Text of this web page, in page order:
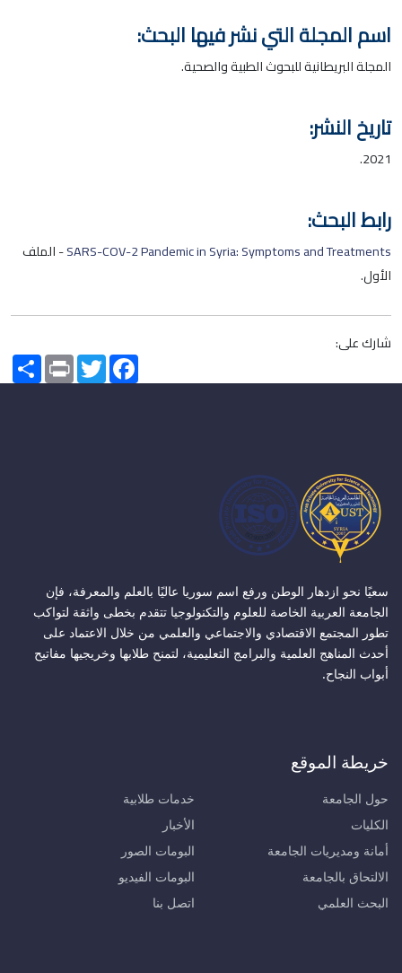
اسم المجلة التي نشر فيها البحث:
المجلة البريطانية للبحوث الطبية والصحية.
تاريخ النشر:
2021.
رابط البحث:
SARS-COV-2 Pandemic in Syria: Symptoms and Treatments- الملف
الأول.
شارك على:
Share PrintTwitterFacebook
سعيًا نحو ازدهار الوطن ورفع اسم سوريا عاليًا بالعلم والمعرفة، فإن
الجامعة العربية الخاصة للعلوم والتكنولوجيا تتقدم بخطى واثقة لتواكب
تطور المجتمع الاقتصادي والاجتماعي والعلمي من خلال الاعتماد على
أحدث المناهج العلمية والبرامج التعليمية، لتمنح طلابها وخريجيها مفاتيح
أبواب النجاح.
خريطة الموقع
حول الجامعة
الكليات
أمانة ومديريات الجامعة
الالتحاق بالجامعة
البحث العلمي
خدمات طلابية
الأخبار
البومات الصور
البومات الفيديو
اتصل بنا